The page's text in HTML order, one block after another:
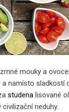
mouky a
namísto sladkostí
studena lisované
neduhy.